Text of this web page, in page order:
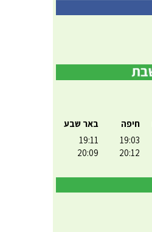
חיפה
19:03
20:12
באר שבע
19:11
20:09